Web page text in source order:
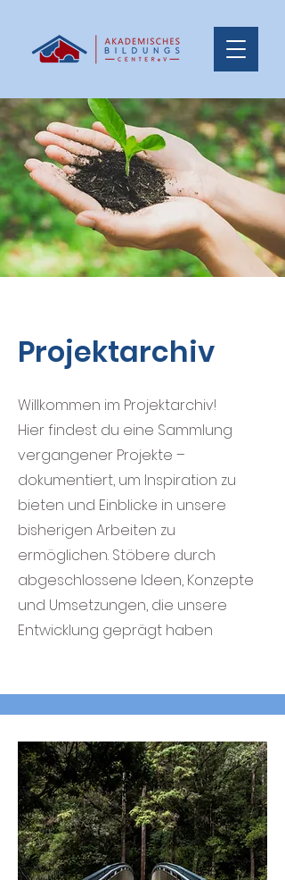
Projektarchiv
Willkommen im Projektarchiv!
Hier findest du eine Sammlung
vergangener Projekte –
dokumentiert, um Inspiration zu
bieten und Einblicke in unsere
bisherigen Arbeiten zu
ermöglichen. Stöbere durch
abgeschlossene Ideen, Konzepte
und Umsetzungen, die unsere
Entwicklung geprägt haben